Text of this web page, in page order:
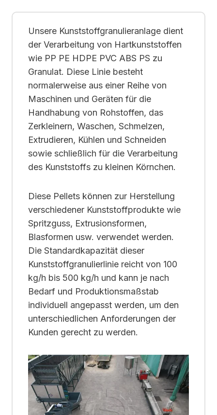
Unsere Kunststoffgranulieranlage dient
der Verarbeitung von Hartkunststoffen
wie PP PE HDPE PVC ABS PS zu
Granulat. Diese Linie besteht
normalerweise aus einer Reihe von
Maschinen und Geräten für die
Handhabung von Rohstoffen, das
Zerkleinern, Waschen, Schmelzen,
Extrudieren, Kühlen und Schneiden
sowie schließlich für die Verarbeitung
des Kunststoffs zu kleinen Körnchen.
Diese Pellets können zur Herstellung
verschiedener Kunststoffprodukte wie
Spritzguss, Extrusionsformen,
Blasformen usw. verwendet werden.
Die Standardkapazität dieser
Kunststoffgranulierlinie reicht von 100
kg/h bis 500 kg/h und kann je nach
Bedarf und Produktionsmaßstab
individuell angepasst werden, um den
unterschiedlichen Anforderungen der
Kunden gerecht zu werden.